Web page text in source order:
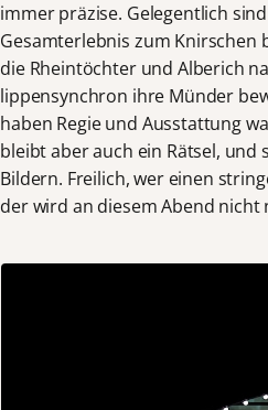
immer präzise. Gelegentlich
Gesamterlebnis zum Knirschen
die Rheintöchter und Alberich
lippensynchron ihre Münder
haben Regie und Ausstattung
bleibt aber auch ein Rätsel,
Bildern. Freilich, wer einen
der wird an diesem Abend nicht